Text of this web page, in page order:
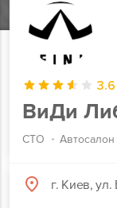
3.6
ВиДи
СТО Автосалон
г. Киев,